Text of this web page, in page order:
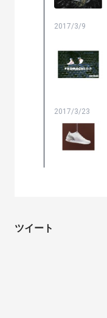
2017/3/9
2017/3/23
ツイート